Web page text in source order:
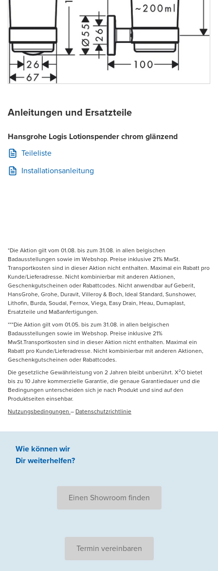
Anleitungen und Ersatzteile
Hansgrohe Logis Lotionspender chrom glänzend
Teileliste
Installationsanleitung
*Die Aktion gilt vom 01.08. bis zum 31.08. in allen belgischen
Badausstellungen sowie im Webshop. Preise inklusive 21% MwSt.
Transportkosten sind in dieser Aktion nicht enthalten. Maximal ein Rabatt pro
Kunde/Lieferadresse. Nicht kombinierbar mit anderen Aktionen,
Geschenkgutscheinen oder Rabattcodes. Nicht anwendbar auf Geberit,
HansGrohe, Grohe, Duravit, Villeroy & Boch, Ideal Standard, Sunshower,
Lithofin, Burda, Soudal, Fernox, Viega, Easy Drain, Heau, Dumaplast,
Ersatzteile und Maßanfertigungen.
***Die Aktion gilt vom 01.05. bis zum 31.08. in allen belgischen
Badausstellungen sowie im Webshop. Preise inklusive 21%
MwSt.Transportkosten sind in dieser Aktion nicht enthalten. Maximal ein
Rabatt pro Kunde/Lieferadresse. Nicht kombinierbar mit anderen Aktionen,
Geschenkgutscheinen oder Rabattcodes.
Die gesetzliche Gewährleistung von 2 Jahren bleibt unberührt. X²O bietet
bis zu 10 Jahre kommerzielle Garantie, die genaue Garantiedauer und die
Bedingungen unterscheiden sich je nach Produkt und sind auf den
Produktseiten einsehbar.
Nutzungsbedingungen – Datenschutzrichtlinie
Wie können wir
Dir weiterhelfen?
Einen Showroom finden
Termin vereinbaren